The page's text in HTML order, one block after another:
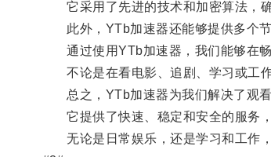
它采用了先进的技术和加密算法，确
此外，YTb加速器还能够提供多个节
通过使用YTb加速器，我们能够在畅
不论是在看电影、追剧、学习或工作
总之，YTb加速器为我们解决了观看
它提供了快速、稳定和安全的服务，
无论是日常娱乐，还是学习和工作，